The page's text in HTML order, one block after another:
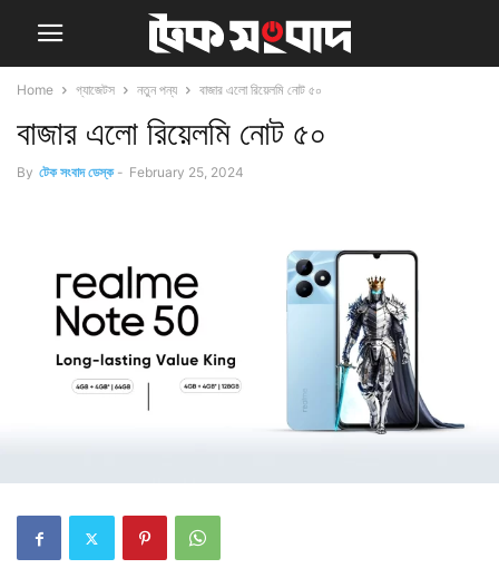
Home গ্যাজেটস নতুন পন্য বাজার এলো রিয়েলমি নোট ৫০
বাজার এলো রিয়েলমি নোট ৫০
By টেক সংবাদ ডেস্ক - February 25, 2024